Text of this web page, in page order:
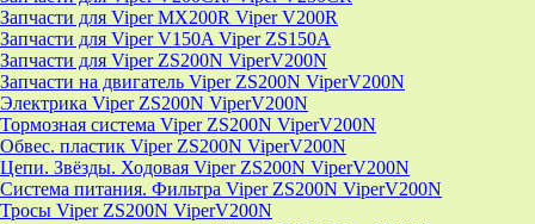
Запчасти для Viper MX200R Viper V200R
Запчасти для Viper V150A Viper ZS150A
Запчасти для Viper ZS200N ViperV200N
Запчасти на двигатель Viper ZS200N ViperV200N
Электрика Viper ZS200N ViperV200N
Тормозная система Viper ZS200N ViperV200N
Обвес. пластик Viper ZS200N ViperV200N
Цепи. Звёзды. Ходовая Viper ZS200N ViperV200N
Система питания. Фильтра Viper ZS200N ViperV200N
Тросы Viper ZS200N ViperV200N